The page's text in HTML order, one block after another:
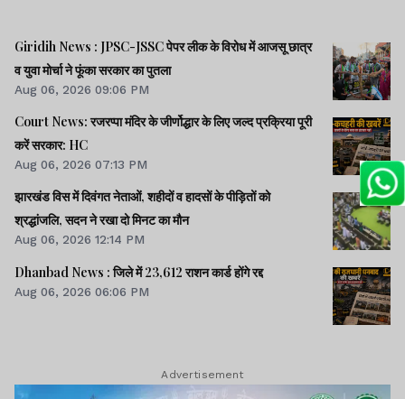
Giridih News : JPSC-JSSC पेपर लीक के विरोध में आजसू छात्र
व युवा मोर्चा ने फूंका सरकार का पुतला
Aug 06, 2026 09:06 PM
Court News: रजरप्पा मंदिर के जीर्णोद्धार के लिए जल्द प्रक्रिया पूरी
करें सरकार: HC
Aug 06, 2026 07:13 PM
झारखंड विस में दिवंगत नेताओं, शहीदों व हादसों के पीड़ितों को
श्रद्धांजलि, सदन ने रखा दो मिनट का मौन
Aug 06, 2026 12:14 PM
Dhanbad News : जिले में 23,612 राशन कार्ड होंगे रद्द
Aug 06, 2026 06:06 PM
Advertisement